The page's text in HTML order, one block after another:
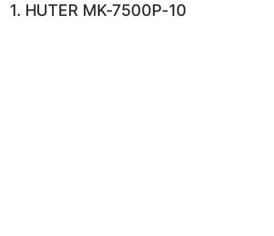
1. HUTER MK-7500Р-10